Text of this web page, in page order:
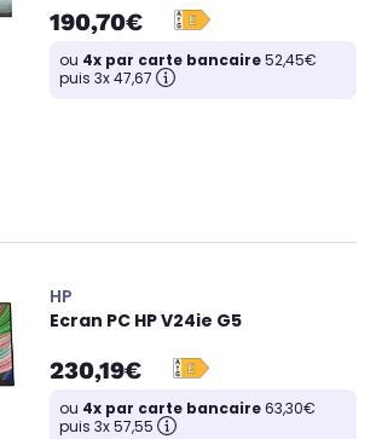
190,70€
ou 4x par carte bancaire52,45€
puis 3x 47,67
HP
Ecran PC HP V24ie G5
230,19€
ou 4x par carte bancaire63,30€
puis 3x 57,55